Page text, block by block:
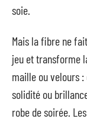
soie.
Mais la fibre ne
jeu et transforme
maille ou velours
solidité ou
robe de soirée.